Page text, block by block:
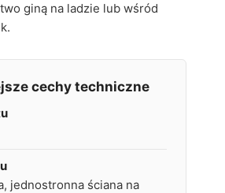
giną na ladzie lub wśród
cechy techniczne
jednostronna ściana na